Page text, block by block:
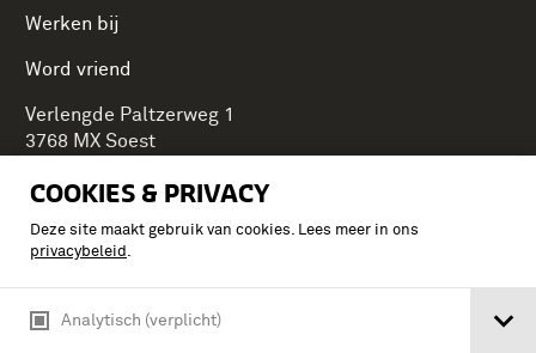
COOKIES & PRIVACY
Deze site maakt gebruik van cookies. Lees meer in ons
privacybeleid .
Analytisch (verplicht)
Werken bij
Word vriend
Verlengde Paltzerweg 1
3768 MX Soest
Onderdeel van Stichting Koninklijke Defensiemusea,